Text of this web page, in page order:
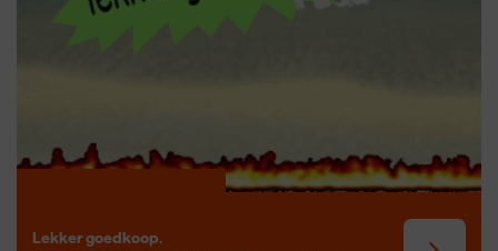
Lekker goedkoop.